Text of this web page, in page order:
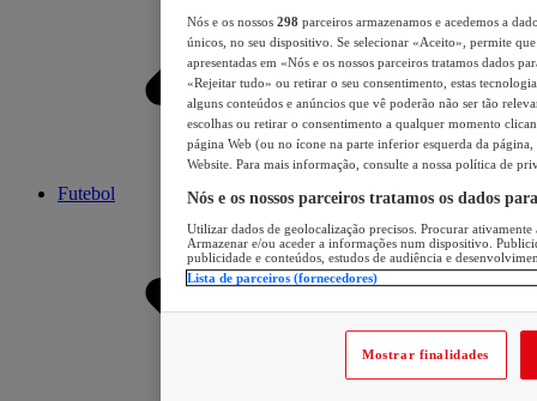
Futebol
Nós e os nossos 298 parceiros armazenamos e acedemos a
únicos, no seu dispositivo. Se selecionar «Aceito», permite
apresentadas em «Nós e os nossos parceiros tratamos dados
«Rejeitar tudo» ou retirar o seu consentimento, estas
alguns conteúdos e anúncios que vê poderão não ser tão
escolhas ou retirar o consentimento a qualquer momento
página Web (ou no ícone na parte inferior esquerda da página,
Website. Para mais informação, consulte a nossa política de
Nós e os nossos parceiros tratamos os dados
Utilizar dados de geolocalização precisos. Procurar
Armazenar e/ou aceder a informações num dispositivo.
publicidade e conteúdos, estudos de audiência e
Lista de parceiros (fornecedores)
Mostrar finalidades